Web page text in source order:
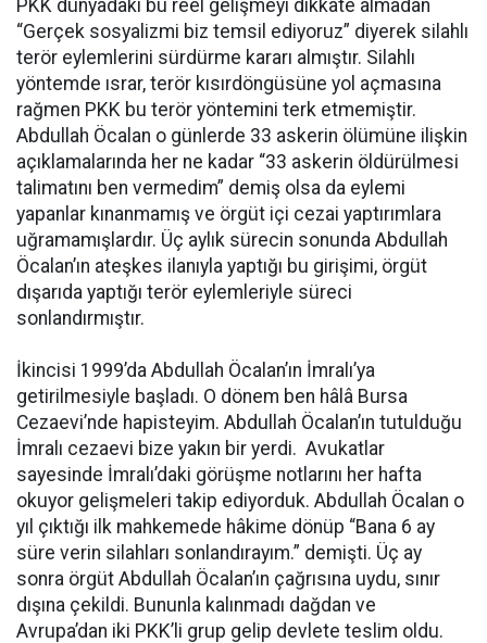
PKK dünyadaki bu reel gelişmeyi dikkate almadan
“Gerçek sosyalizmi biz temsil ediyoruz” diyerek silahlı
terör eylemlerini sürdürme kararı almıştır. Silahlı
yöntemde ısrar, terör kısırdöngüsüne yol açmasına
rağmen PKK bu terör yöntemini terk etmemiştir.
Abdullah Öcalan o günlerde 33 askerin ölümüne ilişkin
açıklamalarında her ne kadar “33 askerin öldürülmesi
talimatını ben vermedim” demiş olsa da eylemi
yapanlar kınanmamış ve örgüt içi cezai yaptırımlara
uğramamışlardır. Üç aylık sürecin sonunda Abdullah
Öcalan’ın ateşkes ilanıyla yaptığı bu girişimi, örgüt
dışarıda yaptığı terör eylemleriyle süreci
sonlandırmıştır.
İkincisi 1999’da Abdullah Öcalan’ın İmralı’ya
getirilmesiyle başladı. O dönem ben hâlâ Bursa
Cezaevi’nde hapisteyim. Abdullah Öcalan’ın tutulduğu
İmralı cezaevi bize yakın bir yerdi. Avukatlar
sayesinde İmralı’daki görüşme notlarını her hafta
okuyor gelişmeleri takip ediyorduk. Abdullah Öcalan o
yıl çıktığı ilk mahkemede hâkime dönüp “Bana 6 ay
süre verin silahları sonlandırayım.” demişti. Üç ay
sonra örgüt Abdullah Öcalan’ın çağrısına uydu, sınır
dışına çekildi. Bununla kalınmadı dağdan ve
Avrupa’dan iki PKK’li grup gelip devlete teslim oldu.